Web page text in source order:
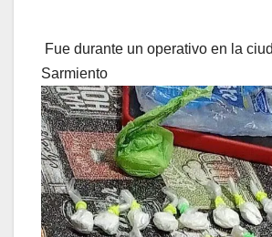
Fue durante un operativo en la
Sarmiento